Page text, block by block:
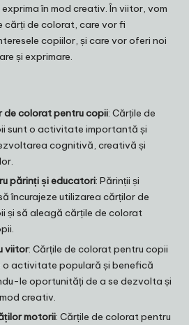
în mod creativ. În viitor, vom
cărți de colorat, care vor fi
copiilor, și care vor oferi noi
și exprimare.
de colorat pentru copii: Cărțile de
sunt o activitate importantă și
cognitivă, creativă și
părinți și educatori: Părinții și
încurajeze utilizarea cărților de
și să aleagă cărțile de colorat
viitor: Cărțile de colorat pentru copii
o activitate populară și benefică
le oportunități de a se dezvolta și
creativ.
motorii: Cărțile de colorat pentru